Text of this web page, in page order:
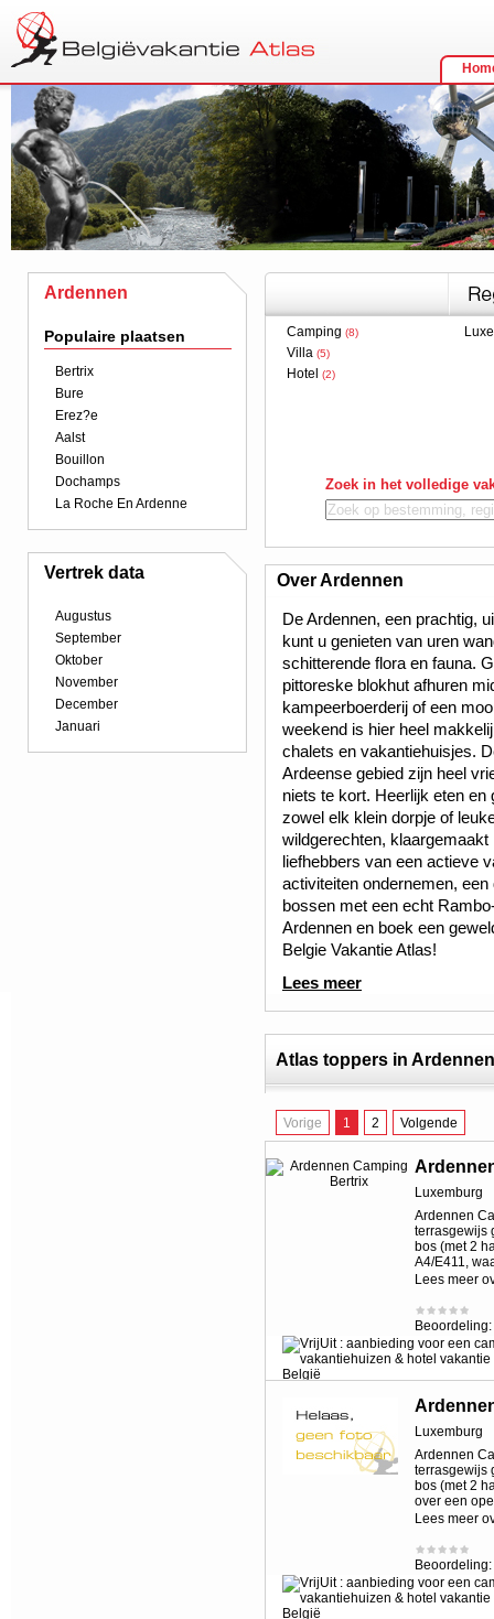
Ardennen
Populaire plaatsen
Bertrix
Bure
Erez?e
Aalst
Bouillon
Dochamps
La Roche En Ardenne
Vertrek data
Augustus
September
Oktober
November
December
Januari
Camping (8)
Villa (5)
Hotel (2)
Zoek in het volledige
Over Ardennen
De Ardennen, een prachtig,
kunt u genieten van uren
schitterende flora en fauna.
pittoreske blokhut afhuren
kampeerboerderij of een
weekend is hier heel
chalets en vakantiehuisjes.
Ardeense gebied zijn heel
niets te kort. Heerlijk eten en
zowel elk klein dorpje of
wildgerechten,
liefhebbers van een actieve
activiteiten ondernemen,
bossen met een echt
Ardennen en boek een
Belgie Vakantie Atlas!
Lees meer
Atlas toppers in Ardennen
Vorige 1 2 Volgende
Luxemburg
Ardennen
terrasgewijs
bos (met 2
A4/E411,
Lees meer
Beoordeling:
Luxemburg
Ardennen
terrasgewijs
bos (met 2
over een
Lees meer
Beoordeling: